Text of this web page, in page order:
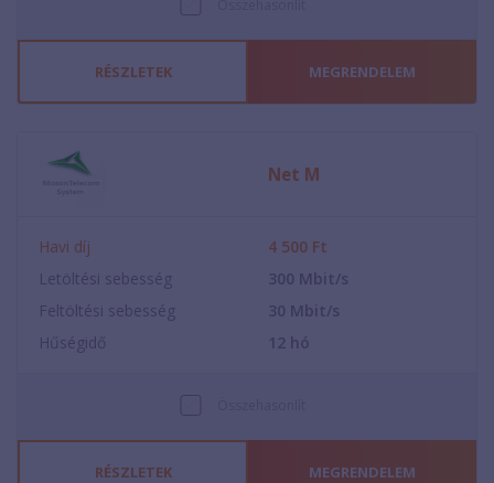
RÉSZLETEK MEGRENDELEM
Net M
Havi díj 4 500 Ft
Letöltési sebesség
300 Mbit/s
Feltöltési sebesség
30 Mbit/s
Hűségidő
12 hó
RÉSZLETEK MEGRENDELEM